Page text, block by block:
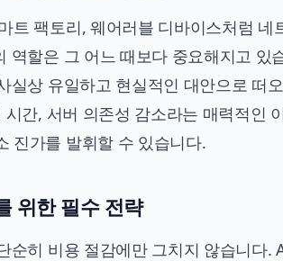
트 팩토리, 웨어러블 디바이스처럼 네
역할은 그 어느 때보다 중요해지고
실상 유일하고 현실적인 대안으로 떠
시간, 서버 의존성 감소라는 매력적인
진가를 발휘할 수 있습니다.
위한 필수 전략
순히 비용 절감에만 그치지 않습니다